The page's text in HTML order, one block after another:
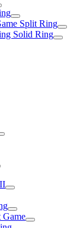
Split Ring
Solid Ring